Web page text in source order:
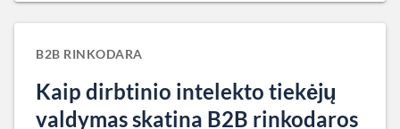
B2B RINKODARA
Kaip dirbtinio intelekto tiekėjų
valdymas skatina B2B rinkodaros